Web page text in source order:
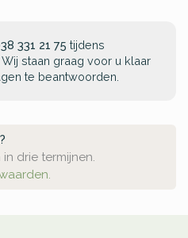
331 21 75 tijdens
staan graag voor u klaar
te beantwoorden.
drie termijnen.